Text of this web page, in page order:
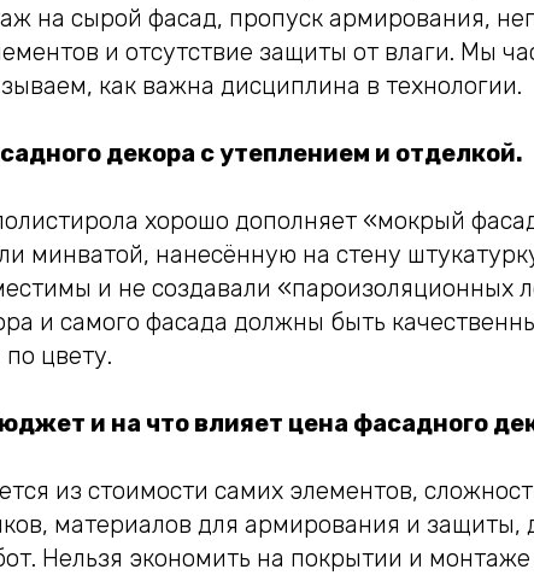
на сырой фасад, пропуск армирования,
и отсутствие защиты от влаги. Мы
как важна дисциплина в технологии.
декора с утеплением и отделкой.
хорошо дополняет «мокрый
минватой, нанесённую на стену
и не создавали «пароизоляционных
и самого фасада должны быть
цвету.
и на что влияет цена фасадного
из стоимости самих элементов,
материалов для армирования и защиты,
Нельзя экономить на покрытии и